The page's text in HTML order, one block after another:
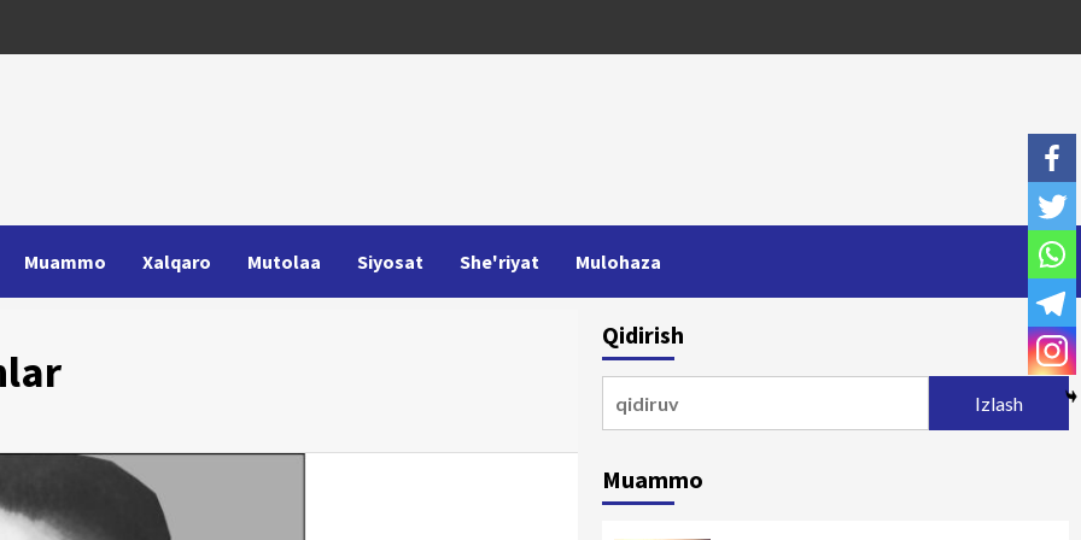
Muammo Xalqaro Mutolaa Siyosat She'riyat Mulohaza
Qidirish
Muammo